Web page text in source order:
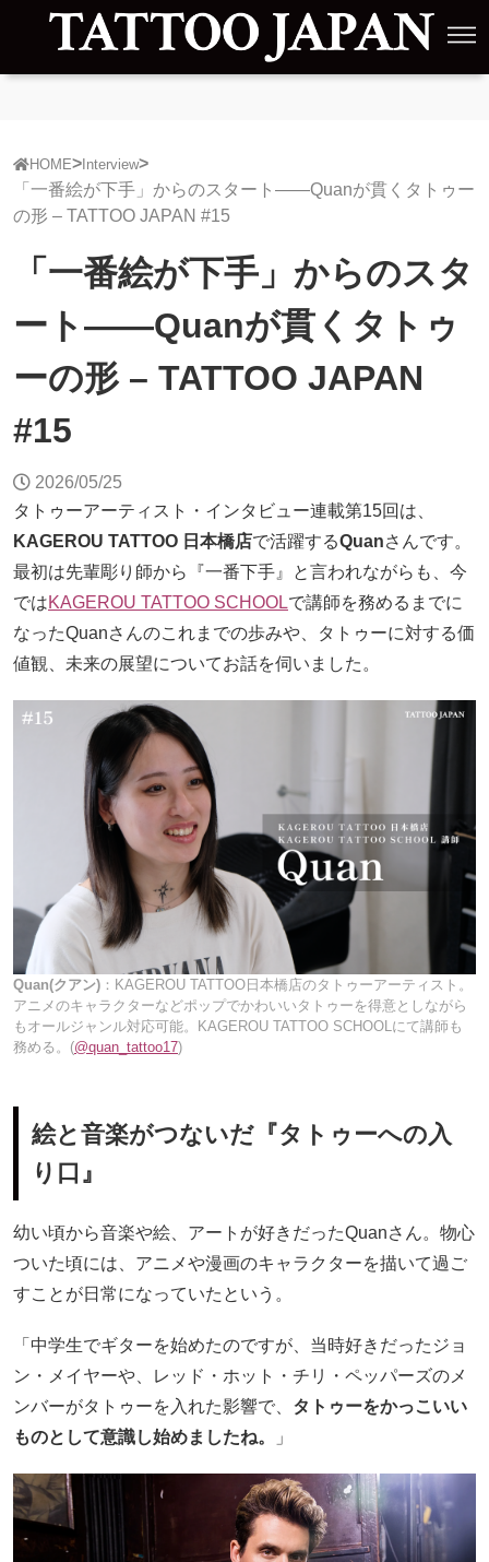
HOME Interview
「一番絵が下手」からのスタート——Quanが貫くタトゥー
の形 – TATTOO JAPAN #15
「一番絵が下手」からのスタ
ート——Quanが貫くタトゥ
ーの形 – TATTOO JAPAN
#15
2026/05/25
タトゥーアーティスト・インタビュー連載第15回は、
KAGEROU TATTOO 日本橋店で活躍するQuanさんです。
最初は先輩彫り師から『一番下手』と言われながらも、今
ではKAGEROU TATTOO SCHOOLで講師を務めるまでに
なったQuanさんのこれまでの歩みや、タトゥーに対する価
値観、未来の展望についてお話を伺いました。
Quan(クアン) ：KAGEROU TATTOO日本橋店のタトゥーアーティスト。
アニメのキャラクターなどポップでかわいいタトゥーを得意としながら
もオールジャンル対応可能。KAGEROU TATTOO SCHOOLにて講師も
務める。(@quan_tattoo17)
絵と音楽がつないだ『タトゥーへの入
り口』
幼い頃から音楽や絵、アートが好きだったQuanさん。物心
ついた頃には、アニメや漫画のキャラクターを描いて過ご
すことが日常になっていたという。
「中学生でギターを始めたのですが、当時好きだったジョ
ン・メイヤーや、レッド・ホット・チリ・ペッパーズのメ
ンバーがタトゥーを入れた影響で、 タトゥーをかっこいい
ものとして意識し始めましたね。
」